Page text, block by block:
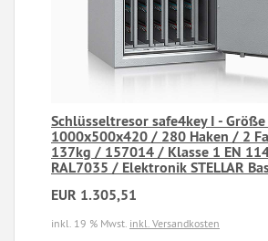
Schlüsseltresor safe4key I -
1000x500x420 / 280 Haken / 2
137kg / 157014 / Klasse 1 EN
RAL7035 / Elektronik STELLAR
EUR 1.305,51
inkl. 19 % Mwst. inkl. Versandkosten